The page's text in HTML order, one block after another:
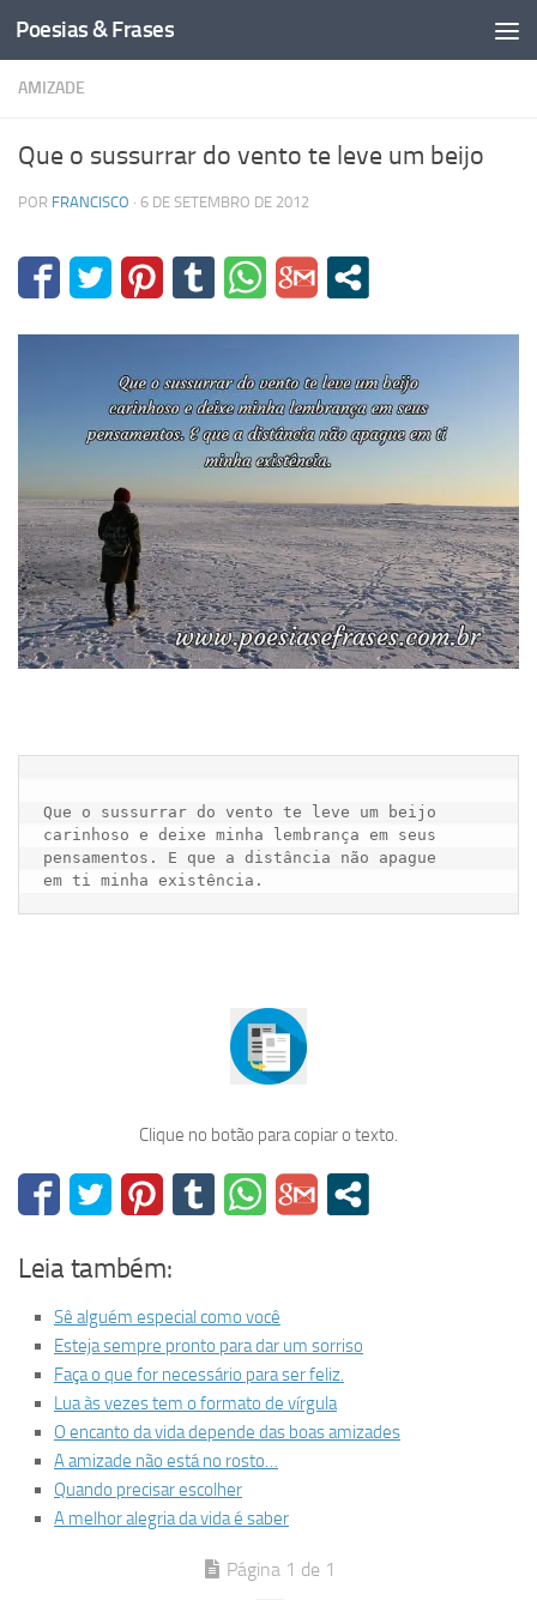
Skip to content
Poesias & Frases
AMIZADE
Que o sussurrar do vento te leve um beijo
POR FRANCISCO · 6 DE SETEMBRO DE 2012
Que o sussurrar do vento te leve um beijo
carinhoso e deixe minha lembrança em seus
pensamentos. E que a distância não apague
Clique no botão para copiar o texto.
Leia também:
Sê alguém especial como você
Esteja sempre pronto para dar um sorriso
Faça o que for necessário para ser feliz.
Lua às vezes tem o formato de vírgula
O encanto da vida depende das boas amizades
A amizade não está no rosto…
Quando precisar escolher
A melhor alegria da vida é saber
Página 1 de 1